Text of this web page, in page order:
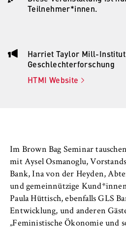
i
e
r
l
i
o
o
l
o
f
E
c
Teilnehmer*innen.
Harriet Taylor Mill-
Geschlechterforschung
HTMI Website
Im Brown Bag Seminar
mit Aysel Osmanoglu,
Bank, Ina von der Heyden,
und gemeinnützige
Paula Hüttisch, ebenfalls GLS
Entwicklung, und anderen
„Feministische Ökonomie und
Anbieter:
Speichert den
Benutzers für Cookies auf
Domäne. Dadurch wird
TYPO3 Frontend Nutzer
Name:
fe_typo_user
Anbieter: